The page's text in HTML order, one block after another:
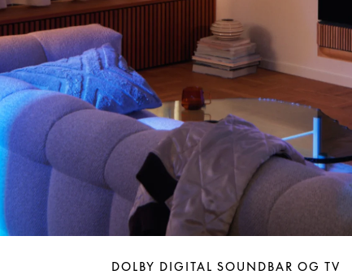
DOLBY DIGITAL SOUNDBAR OG TV